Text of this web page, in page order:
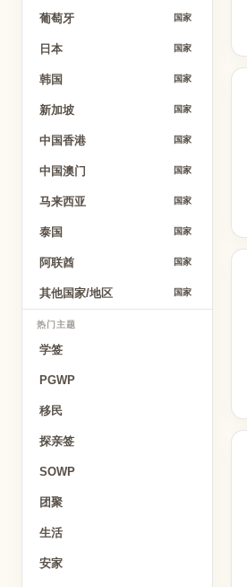
葡萄牙 国家
日本 国家
韩国 国家
新加坡 国家
中国香港 国家
中国澳门 国家
马来西亚 国家
泰国 国家
阿联酋 国家
其他国家/地区 国家
热门主题
学签
PGWP
移民
探亲签
SOWP
团聚
生活
安家